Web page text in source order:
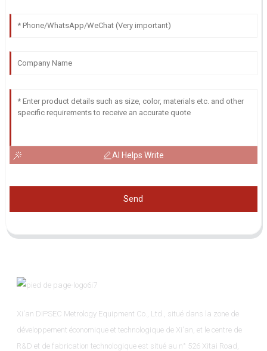
AI Helps Write
Send
Xi'an DIPSEC Metrology Equipment Co., Ltd., situé dans la zone de
développement économique et technologique de Xi'an, et le centre de
R&D et de fabrication technologique est situé au n° 526 Xitai Road,